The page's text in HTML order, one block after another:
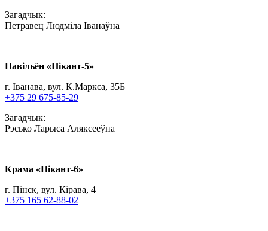
Загадчык:
Петравец Людміла Іванаўна
Павільён «Пiкант-5»
г. Іванава, вул. К.Маркса, 35Б
+375 29 675-85-29
Загадчык:
Рэсько Ларыса Аляксееўна
Крама «Пiкант-6»
г. Пінск, вул. Кірава, 4
+375 165 62-88-02